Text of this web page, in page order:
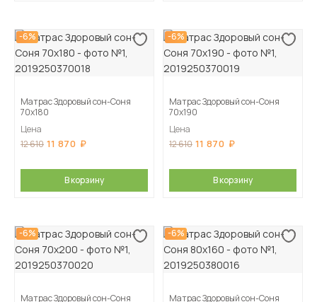
-6%
Матрас Здоровый сон-Соня
70х180
Цена
12 610 11 870
В корзину
-6%
Матрас Здоровый сон-Соня
70х190
Цена
12 610 11 870
В корзину
-6%
Матрас Здоровый сон-Соня
-6%
Матрас Здоровый сон-Соня